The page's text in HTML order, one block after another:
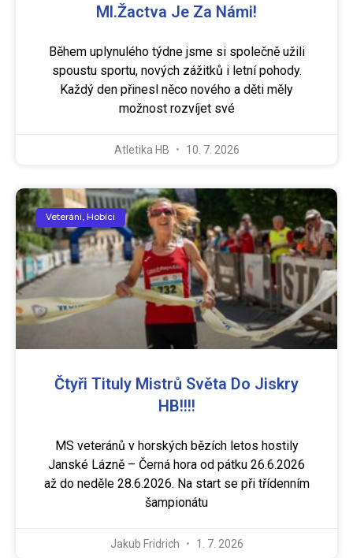
Ml.žactva Je Za Námi!
Během uplynulého týdne jsme si společně užili
spoustu sportu, nových zážitků i letní pohody.
Každý den přinesl něco nového a děti měly
možnost rozvíjet své
Atletika HB 10. 7. 2026
Veteráni, Hobíci
Čtyři Tituly Mistrů Světa Do Jiskry
HB!!!!
MS veteránů v horských bězích letos hostily
Janské Lázně – Černá hora od pátku 26.6.2026
až do neděle 28.6.2026. Na start se při třídenním
šampionátu
Jakub Fridrich 1. 7. 2026